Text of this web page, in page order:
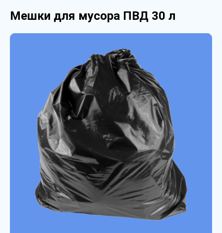
Мешки для мусора ПВД 30 л